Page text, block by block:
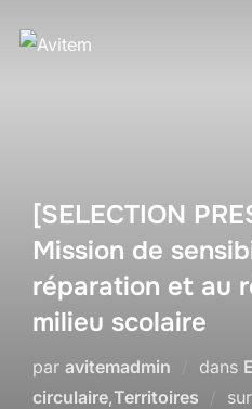
[SELECTION
Mission de
réparation et au
milieu scolaire
par avitemadmin dans
circulaire,Territoires sur